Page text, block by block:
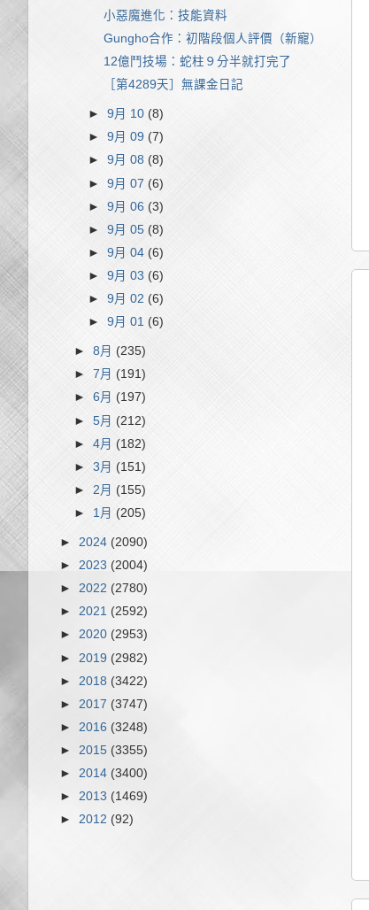
小惡魔進化：技能資料
Gungho合作：初階段個人評價（新寵）
12億鬥技場：蛇柱９分半就打完了
［第4289天］無課金日記
►9月 10(8)
►9月 09 (7)
►9月 08(8)
►9月 07(6)
►9月 06 (3)
►9月 05(8)
►9月 04(6)
►9月 03 (6)
►9月 02 (6)
►9月 01 (6)
►8月(235)
►7月(191)
►6月 (197)
►5月(212)
►4月(182)
►3月 (151)
► 2月(155)
► 1月(205)
► 2024 (2090)
► 2023 (2004)
► 2022 (2780)
► 2021 (2592)
► 2020 (2953)
► 2019 (2982)
► 2018 (3422)
► 2017 (3747)
► 2016 (3248)
► 2015 (3355)
► 2014 (3400)
► 2013 (1469)
► 2012 (92)